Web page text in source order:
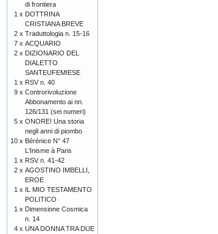
di frontiera
1 x DOTTRINA
CRISTIANA BREVE
2 x Traduttologia n. 15-16
7 x ACQUARIO
2 x DIZIONARIO DEL
DIALETTO
SANTEUFEMIESE
1 x RSV n. 40
9 x Controrivoluzione
Abbonamento ai nn.
126/131 (sei numeri)
5 x ONORE! Una storia
negli anni di piombo
10 x Bérénice N° 47
L'Inisme à Paris
1 x RSV n. 41-42
2 x AGOSTINO IMBELLI,
EROE
1 x IL MIO TESTAMENTO
POLITICO
1 x Dimensione Cosmica
n. 14
4 x UNA DONNA TRA DUE